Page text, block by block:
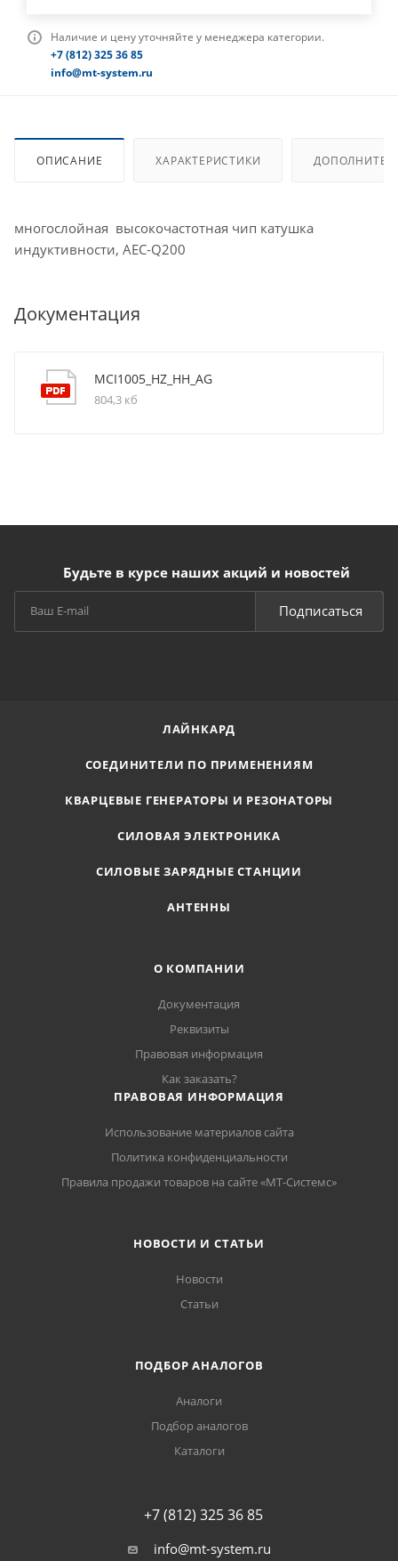
Наличие и цену уточняйте у менеджера категории.
+7 (812) 325 36 85
info@mt-system.ru
ОПИСАНИЕ ХАРАКТЕРИСТИКИ
многослойная высокочастотная чип катушка
индуктивности, AEC-Q200
Документация
MCI1005_HZ_HH_AG
804,3 кб
Будьте в курсе наших акций и новостей
Подписаться
ЛАЙНКАРД
СОЕДИНИТЕЛИ ПО ПРИМЕНЕНИЯМ
КВАРЦЕВЫЕ ГЕНЕРАТОРЫ И РЕЗОНАТОРЫ
СИЛОВАЯ ЭЛЕКТРОНИКА
СИЛОВЫЕ ЗАРЯДНЫЕ СТАНЦИИ
АНТЕННЫ
О КОМПАНИИ
Документация
Реквизиты
Правовая информация
Как заказать?
ПРАВОВАЯ ИНФОРМАЦИЯ
Использование материалов сайта
Политика конфиденциальности
Правила продажи товаров на сайте «МТ-Системс»
НОВОСТИ И СТАТЬИ
Новости
Статьи
ПОДБОР АНАЛОГОВ
Аналоги
Подбор аналогов
Каталоги
+7 (812) 325 36 85
info@mt-system.ru